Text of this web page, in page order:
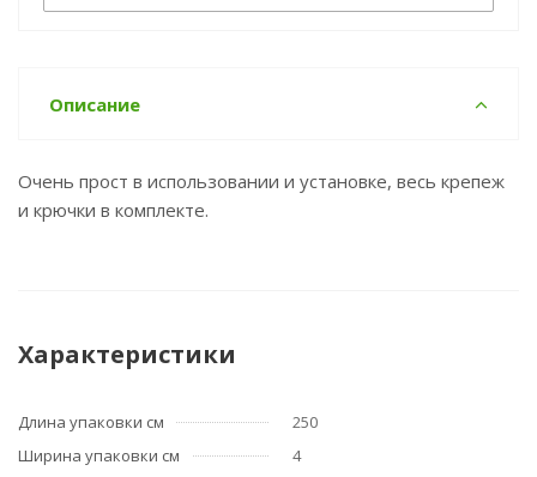
Описание
Очень прост в использовании и установке, весь крепеж
и крючки в комплекте.
Характеристики
Длина упаковки см
250
Ширина упаковки см
4